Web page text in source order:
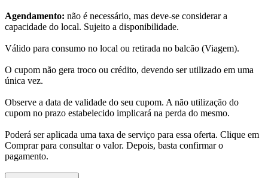
Agendamento: não é necessário, mas deve-se considerar a
capacidade do local. Sujeito a disponibilidade.
Válido para consumo no local ou retirada no balcão (Viagem).
O cupom não gera troco ou crédito, devendo ser utilizado em uma
única vez.
Observe a data de validade do seu cupom. A não utilização do
cupom no prazo estabelecido implicará na perda do mesmo.
Poderá ser aplicada uma taxa de serviço para essa oferta. Clique em
Comprar para consultar o valor. Depois, basta confirmar o
pagamento.